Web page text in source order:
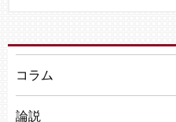
コラム
論説